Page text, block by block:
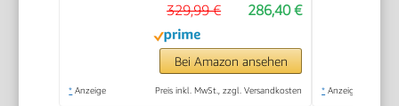
inkl.
Bodenreinigungsset
EasyFix, Düsen,
Mikrofaser-Überzug
286,40 €
329,99 €
Bei Amazon ansehen
* Anzeige Preis inkl. MwSt., zzgl. Versandkosten * Anzeige